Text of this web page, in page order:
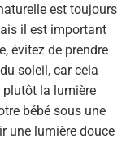
est toujours
il est important
évitez de prendre
soleil, car cela
plutôt la lumière
bébé sous une
une lumière douce